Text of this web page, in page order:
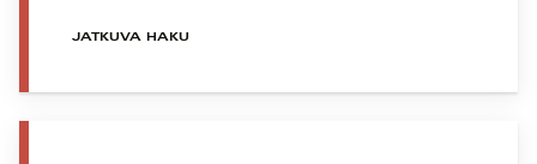
JATKUVA HAKU